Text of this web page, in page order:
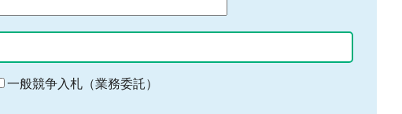
一般競争入札（業務委託）